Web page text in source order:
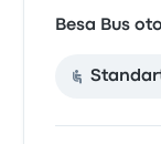
Besa Bus